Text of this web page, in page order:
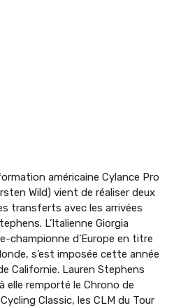
américaine Cylance Pro
Wild) vient de réaliser deux
transferts avec les arrivées
L’Italienne Giorgia
championne d’Europe en titre
s’est imposée cette année
Californie. Lauren Stephens
elle remporté le Chrono de
Classic, les CLM du Tour